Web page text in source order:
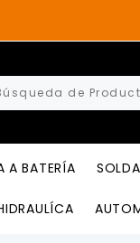
A BATERÍA